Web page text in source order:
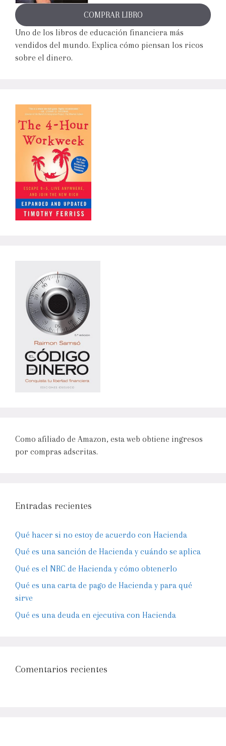
COMPRAR LIBRO
Uno de los libros de educación financiera más
vendidos del mundo. Explica cómo piensan los ricos
sobre el dinero.
Como afiliado de Amazon, esta web obtiene ingresos
por compras adscritas.
Entradas recientes
Qué hacer si no estoy de acuerdo con Hacienda
Qué es una sanción de Hacienda y cuándo se aplica
Qué es el NRC de Hacienda y cómo obtenerlo
Qué es una carta de pago de Hacienda y para qué
sirve
Qué es una deuda en ejecutiva con Hacienda
Comentarios recientes